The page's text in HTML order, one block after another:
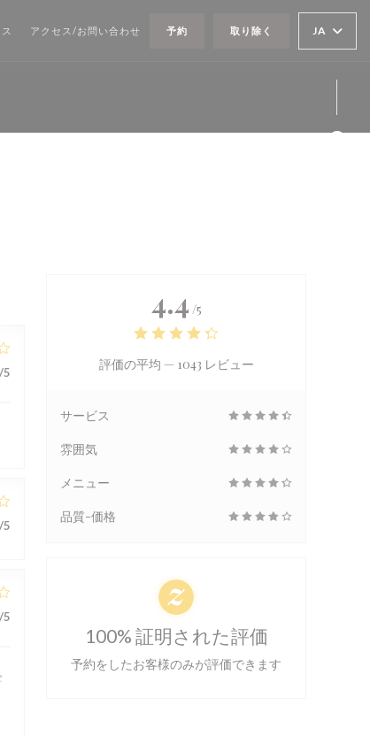
アクセス/お問い合わせ 予約 取り除く JA
/5
/5
/5
4.4 /5
評価の平均 — 1043 レビュー
サービス
雰囲気
メニュー
品質-価格
100% 証明された評価
予約をしたお客様のみが評価できます